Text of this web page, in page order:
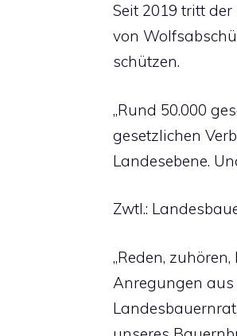
Seit 2019 tritt
von
schützen.
„Rund 50.000
gesetzlichen
Landesebene.
Zwtl.:
„Reden,
Anregungen